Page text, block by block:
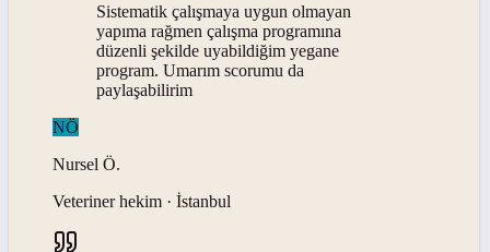
Sistematik çalışmaya uygun olmayan
yapıma rağmen çalışma programına
düzenli şekilde uyabildiğim yegane
program. Umarım scorumu da
paylaşabilirim
NÖ
Nursel Ö.
Veteriner hekim · İstanbul